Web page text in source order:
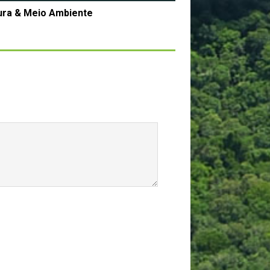
& Meio Ambiente